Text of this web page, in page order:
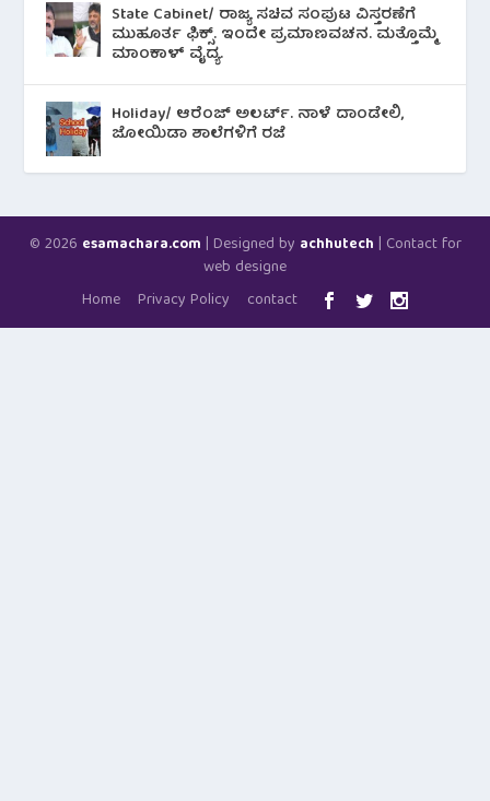
State Cabinet/ ರಾಜ್ಯ ಸಚಿವ ಸಂಪುಟ ವಿಸ್ತರಣೆಗೆ
ಮುಹೂರ್ತ ಫಿಕ್ಸ್. ಇಂದೇ ಪ್ರಮಾಣವಚನ. ಮತ್ತೊಮ್ಮೆ
ಮಾಂಕಾಳ್ ವೈದ್ಯ.
Holiday/ ಆರೆಂಜ್ ಅಲರ್ಟ್. ನಾಳೆ ದಾಂಡೇಲಿ,
ಜೋಯಿಡಾ ಶಾಲೆಗಳಿಗೆ ರಜೆ
© 2026 esamachara.com | Designed by achhutech | Contact for
web designe
Home
Privacy Policy contact